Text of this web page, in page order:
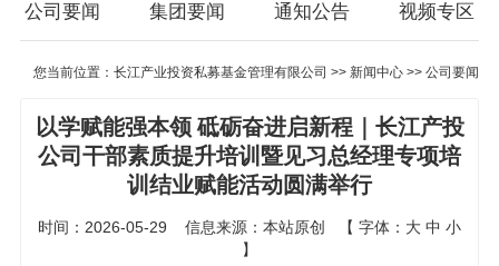
公司要闻 集团要闻 通知公告 视频专区
您当前位置：长江产业投资私募基金管理有限公司 >>新闻中心 >>公司要闻
以学赋能强本领 砥砺奋进启新程｜长江产投
公司干部素质提升培训暨见习总经理专项培
训结业赋能活动圆满举行
时间：2026-05-29 信息来源：本站原创 【 字体： 大 中 小
】